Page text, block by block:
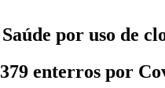
por uso de
enterros por